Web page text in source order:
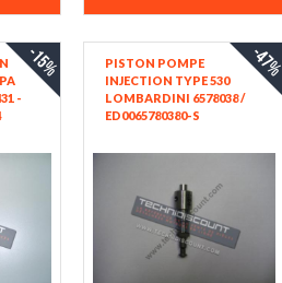
-
-15%
PISTON POMPE
INJECTION TYPE 530
LOMBARDINI 6578038 /
ED0065780380-S
-47%